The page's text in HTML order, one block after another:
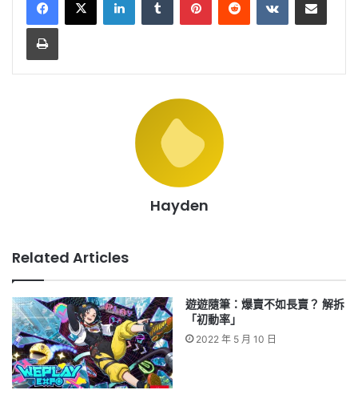
Print
Hayden
Related Articles
遊遊隨筆：爆賣不如長賣？ 解拆
「初動率」
2022 年 5 月 10 日